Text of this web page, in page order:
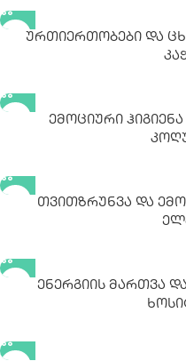
Ურთიერთობები Და
Ემოციური
Თვითზრუნვა Და
Ენერგიის Მართვა